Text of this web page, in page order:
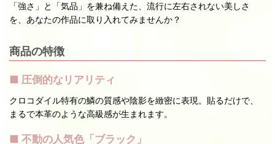
「強さ」と「気品」を兼ね備えた、流行に左右されない美しさ
を、あなたの作品に取り入れてみませんか？
商品の特徴
■ 圧倒的なリアリティ
クロコダイル特有の鱗の質感や陰影を緻密に表現。貼るだけで、
まるで本革のような高級感が生まれます。
■ 不動の人気色「ブラック」